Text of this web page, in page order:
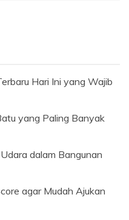
Hari Ini yang Wajib
yang Paling Banyak
dalam Bangunan
agar Mudah Ajukan